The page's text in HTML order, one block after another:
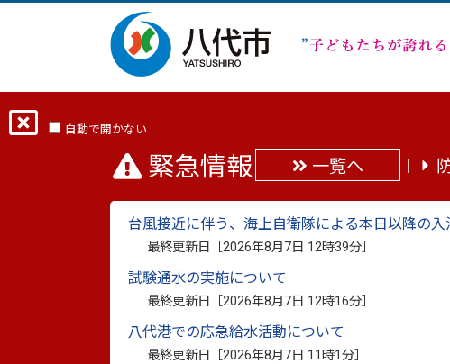
自動で開かない
緊急情報 一覧へ
台風接近に伴う、海上自衛隊による本日以降の
最終更新日［2026年8月7日 12時39分
試験通水の実施について
最終更新日［2026年8月7日 12時16分
八代港での応急給水活動について
最終更新日［2026年8月7日 11時1分
やつしろ総合型クラブ 「
最終更新日：2021年11月26日 印刷
やつしろ総合型クラブ「リ・ボンズ」